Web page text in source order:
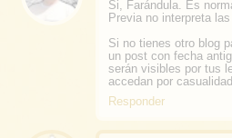
Si, Farándula. Es
Previa no interpreta
Si no tienes otro blog
un post con fecha
serán visibles por tus
accedan por
Responder